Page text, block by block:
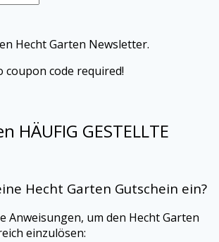
Hecht Garten Newsletter.
coupon code required!
HÄUFIG GESTELLTE
Hecht Garten Gutschein ein?
Anweisungen, um den Hecht Garten
einzulösen: